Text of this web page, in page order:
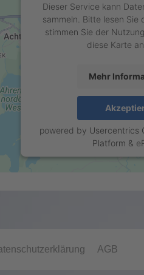
Dieser Service kann
sammeln. Bitte lesen Sie
stimmen Sie der
diese Karte
Mehr
powered by Usercentrics
Platform &
AGB